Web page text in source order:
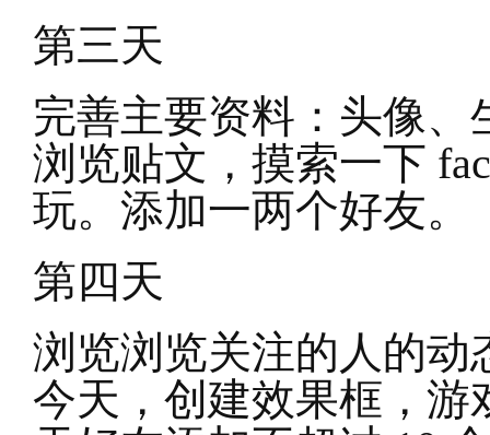
第三天
完善主要资料：头像
浏览贴文，摸索一下
玩。添加一两个好友。
第四天
浏览浏览关注的人的动
今天，创建效果框，